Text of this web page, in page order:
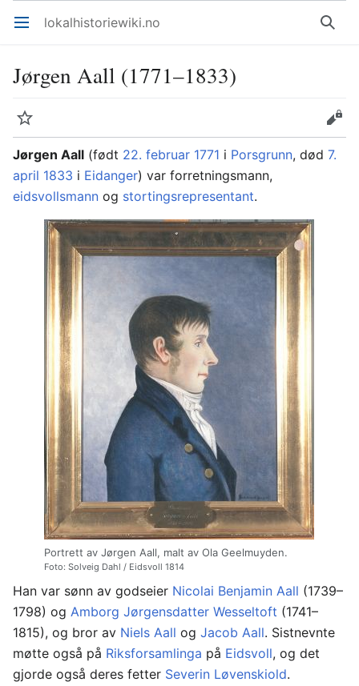
Åpne hovedmenyen lokalhistoriewiki.no Søk
Jørgen Aall (1771–1833)
Overvåk
Rediger
Jørgen Aall (født 22. februar 1771 i Porsgrunn, død 7.
april 1833 i Eidanger) var forretningsmann,
eidsvollsmann og stortingsrepresentant.
Portrett av Jørgen Aall, malt av Ola Geelmuyden.
Foto: Solveig Dahl / Eidsvoll 1814
Han var sønn av godseier Nicolai Benjamin Aall (1739–
1798) og Amborg Jørgensdatter Wesseltoft (1741–
1815), og bror av Niels Aall og Jacob Aall. Sistnevnte
møtte også på Riksforsamlinga på Eidsvoll, og det
gjorde også deres fetter Severin Løvenskiold.